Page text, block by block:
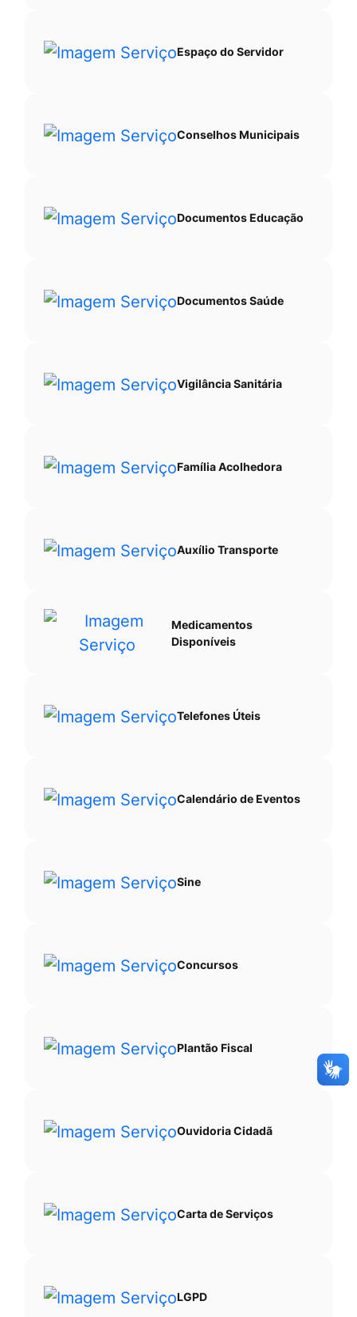
Espaço do Servidor
Conselhos Municipais
Documentos Educação
Documentos Saúde
Vigilância Sanitária
Família Acolhedora
Auxílio Transporte
Medicamentos
Disponíveis
Telefones Úteis
Calendário de Eventos
Sine
Concursos
Plantão Fiscal
Ouvidoria Cidadã
Carta de Serviços
LGPD